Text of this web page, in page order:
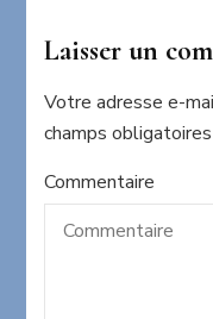
Laisser un
Votre adresse e-
champs
Commentaire